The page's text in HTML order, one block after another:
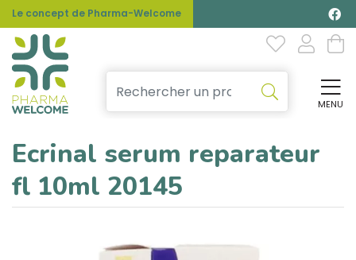
Le concept de Pharma-Welcome
MENU
Ecrinal serum reparateur
fl 10ml 20145